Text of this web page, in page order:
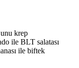
krep
ile BLT salatası
ile biftek